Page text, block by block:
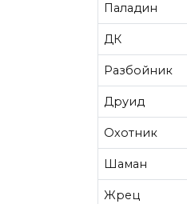
Паладин
ДК
Разбойник
Друид
Охотник
Шаман
Жрец